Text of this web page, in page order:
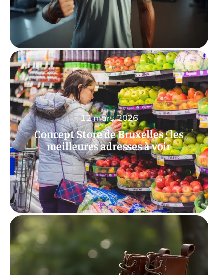
Concept Store de Bruxelles : les
meilleures adresses à voir
12 mars 2026